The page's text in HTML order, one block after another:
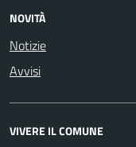
NOVITÀ
Notizie
Avvisi
VIVERE IL COMUNE